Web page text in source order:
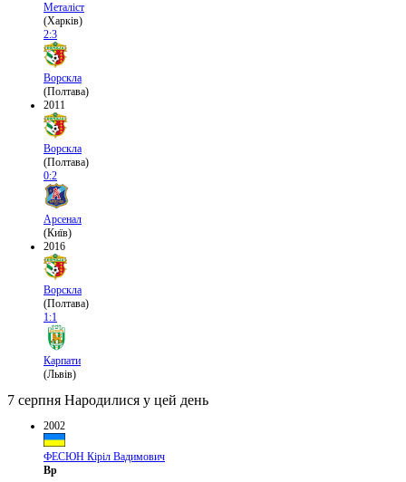
Металіст
(Харків)
2:3
Ворскла
(Полтава)
2011
Ворскла
(Полтава)
0:2
Арсенал
(Київ)
2016
Ворскла
(Полтава)
1:1
Карпати
(Львів)
7 серпня Народилися у цей день
2002
ФЕСЮН Кіріл Вадимович
Вр